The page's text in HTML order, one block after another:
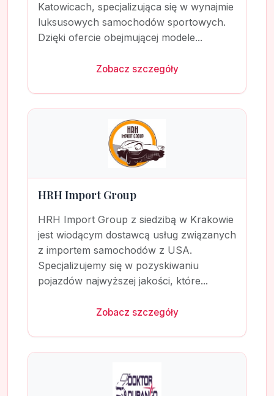
Katowicach, specjalizująca się w wynajmie
luksusowych samochodów sportowych.
Dzięki ofercie obejmującej modele...
Zobacz szczegóły
HRH Import Group
HRH Import Group z siedzibą w Krakowie
jest wiodącym dostawcą usług związanych
z importem samochodów z USA.
Specjalizujemy się w pozyskiwaniu
pojazdów najwyższej jakości, które...
Zobacz szczegóły